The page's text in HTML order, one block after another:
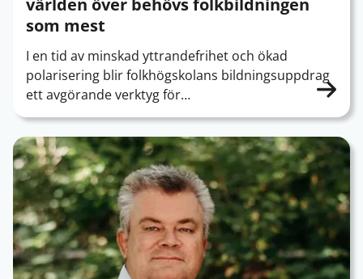
som mest
I en tid av minskad yttrandefrihet och ökad
polarisering blir folkhögskolans bildningsuppdrag
ett avgörande verktyg för…